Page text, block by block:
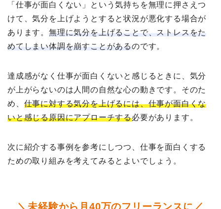
「仕事が面白くない」という気持ちを無理に押さえつ
けて、気分を上げようとすると状況が悪化する場合が
あります。 無理に気分を上げることで、ストレスをた
めてしまい体調を崩すことがあるのです。
達成感がなく仕事が面白くないと感じるときに、気分
が上がらないのは人間の自然な心の動きです。そのた
め、 仕事に対する気分を上げるには、仕事が面白くな
いと感じる原因にアプローチする必要があります。
次に紹介する事例を参考にしつつ、仕事を面白くする
ための取り組みを考えてみるとよいでしょう。
＼未経験から月40万のフリーランスに／